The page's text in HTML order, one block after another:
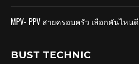
MPV- PPV สายครอบครัว เลือกคันไหนดี
BUST TECHNIC